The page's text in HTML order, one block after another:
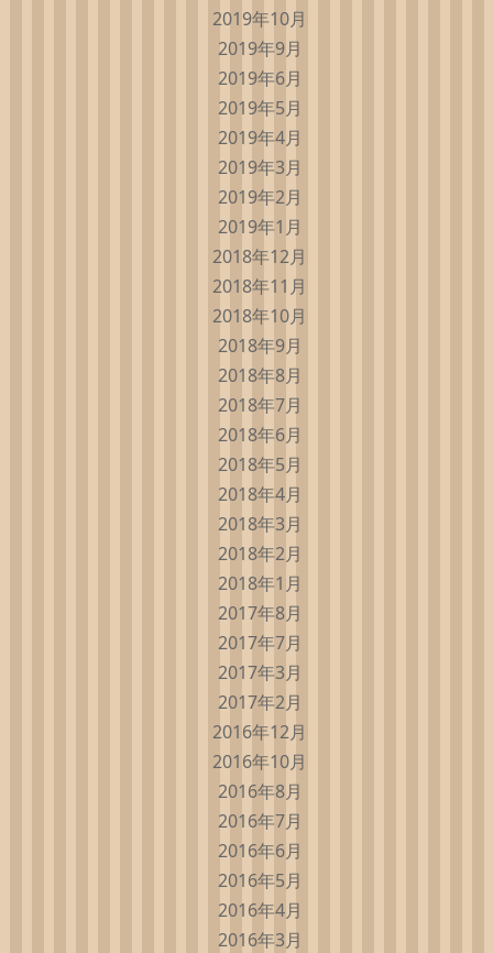
2019年10月
2019年9月
2019年6月
2019年5月
2019年4月
2019年3月
2019年2月
2019年1月
2018年12月
2018年11月
2018年10月
2018年9月
2018年8月
2018年7月
2018年6月
2018年5月
2018年4月
2018年3月
2018年2月
2018年1月
2017年8月
2017年7月
2017年3月
2017年2月
2016年12月
2016年10月
2016年8月
2016年7月
2016年6月
2016年5月
2016年4月
2016年3月